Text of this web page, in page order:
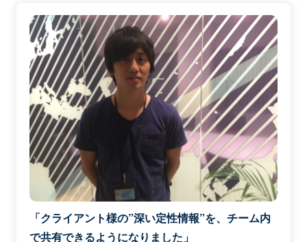
「クライアント様の”深い定性情報”を、チーム内
で共有できるようになりました」